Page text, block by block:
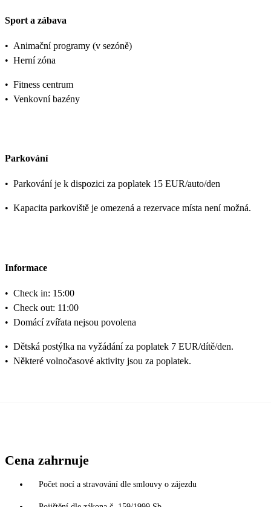
Sport a zábava
• Animační programy (v sezóně)
• Herní zóna
• Fitness centrum
• Venkovní bazény
Parkování
• Parkování je k dispozici za poplatek 15 EUR/auto/den
• Kapacita parkoviště je omezená a rezervace místa není možná.
Informace
• Check in: 15:00
• Check out: 11:00
• Domácí zvířata nejsou povolena
• Dětská postýlka na vyžádání za poplatek 7 EUR/dítě/den.
• Některé volnočasové aktivity jsou za poplatek.
Cena zahrnuje
Počet nocí a stravování dle smlouvy o zájezdu